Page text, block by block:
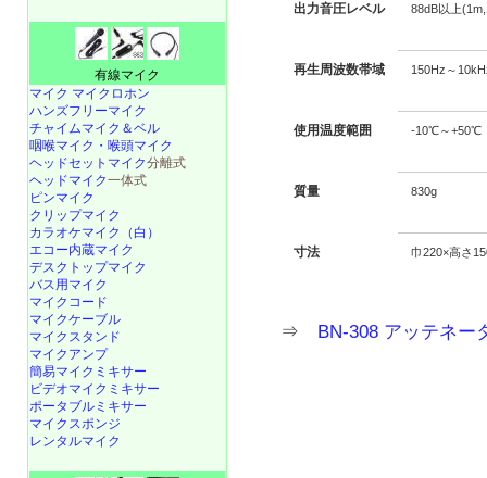
出力音圧レベル 88dB以上
再生周波数帯域 150Hz～
使用温度範囲 -10℃～+50℃
質量 830g
寸法 巾220×高さ
⇒ BN-308 アッテネー
有線マイク
マイク マイクロホン
ハンズフリーマイク
チャイムマイク＆ベル
咽喉マイク・喉頭マイク
ヘッドセットマイク分離式
ヘッドマイク一体式
ピンマイク
クリップマイク
カラオケマイク（白）
エコー内蔵マイク
デスクトップマイク
バス用マイク
マイクコード
マイクケーブル
マイクスタンド
マイクアンプ
簡易マイクミキサー
ビデオマイクミキサー
ポータブルミキサー
マイクスポンジ
レンタルマイク